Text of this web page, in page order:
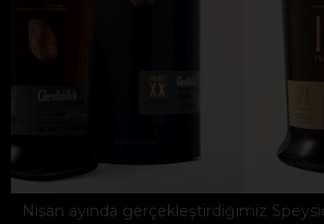
Nisan ayında gerçekleştirdiğimiz